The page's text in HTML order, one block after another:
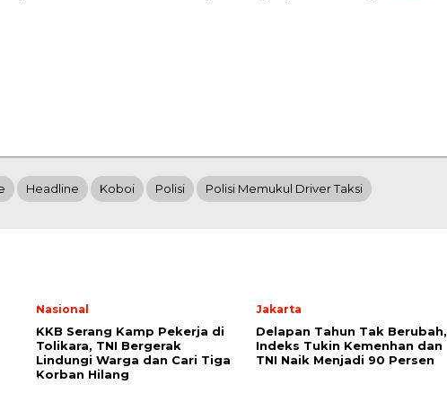
Headline Koboi Polisi Polisi Memukul Driver Taksi
Nasional
KKB Serang Kamp Pekerja di
Tolikara, TNI Bergerak
Lindungi Warga dan Cari Tiga
Korban Hilang
Jakarta
Delapan Tahun Tak Berubah,
Indeks Tukin Kemenhan dan
TNI Naik Menjadi 90 Persen